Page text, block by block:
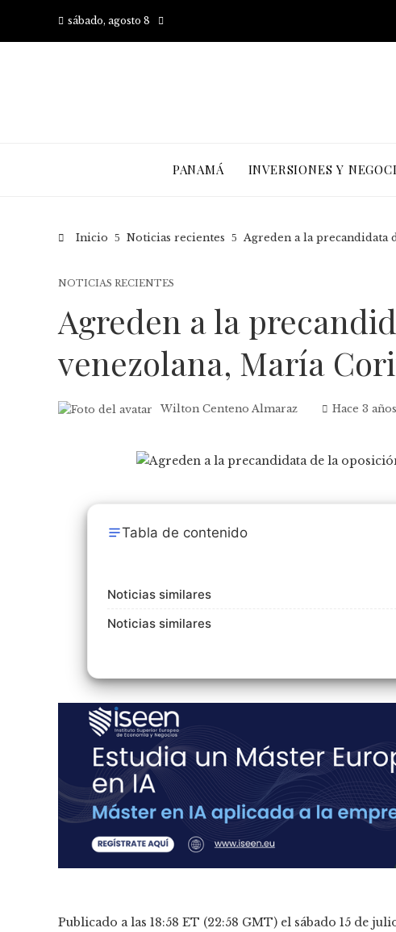
sábado, agosto 8
PANAMÁ INVERSIONES Y
Inicio Noticias recientes Agreden a la precandidata
NOTICIAS RECIENTES
Agreden a la
venezolana, María
Wilton Centeno Almaraz Hace 3 años
Tabla de contenido
Noticias similares
Noticias similares
Publicado a las 18:58 ET (22:58 GMT) el sábado 15 de